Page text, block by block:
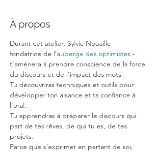
À propos
Durant cet atelier, Sylvie Nouaille -
fondatrice de l'auberge des optimistes -
t'amènera à prendre conscience de la force
du discours et de l'impact des mots.
Tu découvriras techniques et outils pour
développer ton aisance et ta confiance à
l'oral.
Tu apprendras à préparer le discours qui
part de tes rêves, de qui tu es, de tes
projets.
Parce que s'exprimer en partant de soi,